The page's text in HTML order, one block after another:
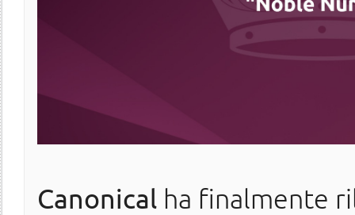
Canonical ha finalmente